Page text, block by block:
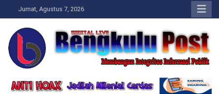
to
content
Jumat, Agustus 7, 2026
Bengkulupost.id